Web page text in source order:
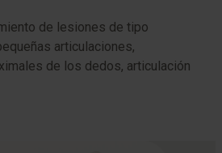
de lesiones de tipo
articulaciones,
de los dedos, articulación